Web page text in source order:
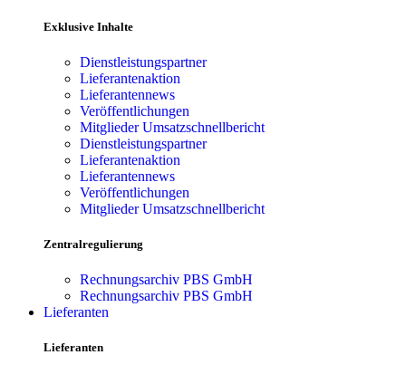
Exklusive Inhalte
Dienstleistungspartner
Lieferantenaktion
Lieferantennews
Veröffentlichungen
Mitglieder Umsatzschnellbericht
Dienstleistungspartner
Lieferantenaktion
Lieferantennews
Veröffentlichungen
Mitglieder Umsatzschnellbericht
Zentralregulierung
Rechnungsarchiv PBS GmbH
Rechnungsarchiv PBS GmbH
Lieferanten
Lieferanten